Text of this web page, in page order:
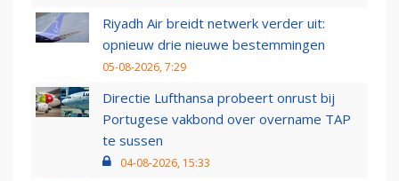
Riyadh Air breidt netwerk verder uit:
opnieuw drie nieuwe bestemmingen
05-08-2026, 7:29
Directie Lufthansa probeert onrust bij
Portugese vakbond over overname TAP
te sussen
04-08-2026, 15:33